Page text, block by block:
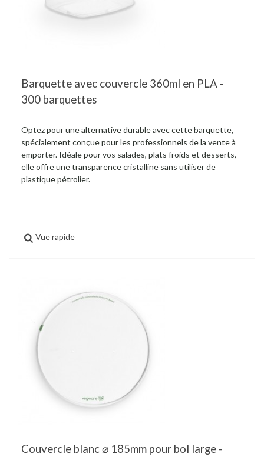
Barquette avec couvercle 360ml en PLA -
300 barquettes
Optez pour une alternative durable avec cette barquette,
spécialement conçue pour les professionnels de la vente à
emporter. Idéale pour vos salades, plats froids et desserts,
elle offre une transparence cristalline sans utiliser de
plastique pétrolier.
Vue rapide
Couvercle blanc ⌀ 185mm pour bol large -